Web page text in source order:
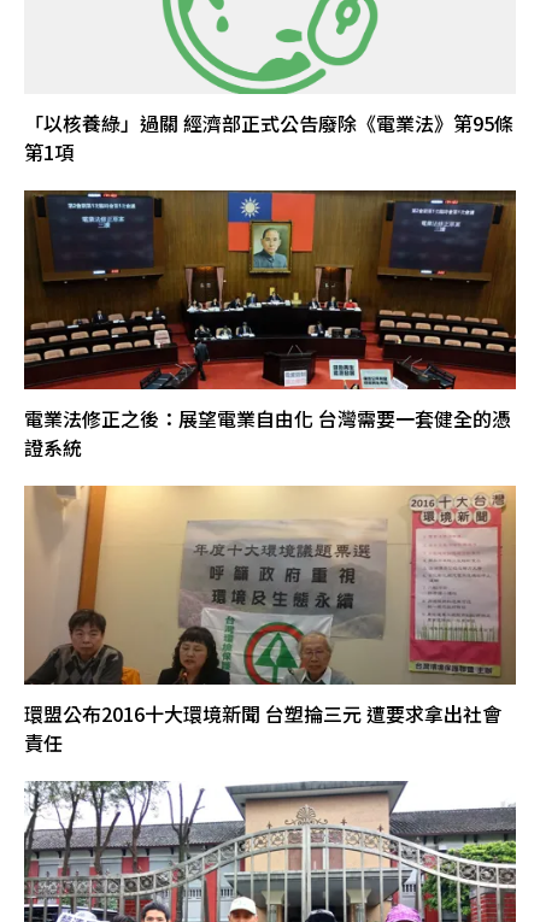
「以核養綠」過關 經濟部正式公告廢除《電業法》第95條
第1項
電業法修正之後：展望電業自由化 台灣需要一套健全的憑
證系統
環盟公布2016十大環境新聞 台塑掄三元 遭要求拿出社會
責任